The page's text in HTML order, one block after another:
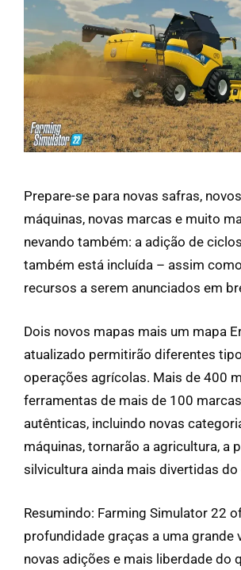
Prepare-se para novas safras,
máquinas, novas marcas e muito
nevando também: a adição de
também está incluída – assim
recursos a serem anunciados em
Dois novos mapas mais um mapa
atualizado permitirão diferentes
operações agrícolas. Mais de 400
ferramentas de mais de 100
autênticas, incluindo novas
máquinas, tornarão a agricultura, a
silvicultura ainda mais divertidas do
Resumindo: Farming Simulator 22
profundidade graças a uma grande
novas adições e mais liberdade do